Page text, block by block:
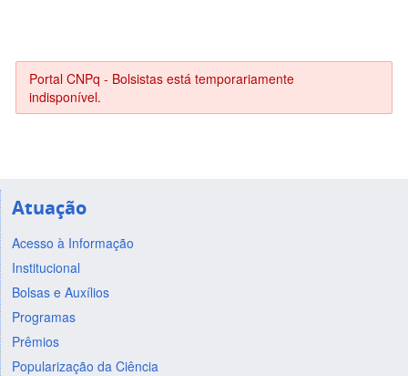
Portal CNPq - Bolsistas está temporariamente
indisponível.
Atuação
Acesso à Informação
Institucional
Bolsas e Auxílios
Programas
Prêmios
Popularização da Ciência